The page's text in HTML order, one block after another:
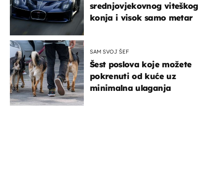
srednjovjekovnog viteškog
konja i visok samo metar
SAM SVOJ ŠEF
Šest poslova koje možete
pokrenuti od kuće uz
minimalna ulaganja